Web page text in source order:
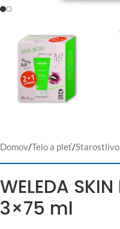
Domov/Telo a pleť/
WELEDA
3×75 ml